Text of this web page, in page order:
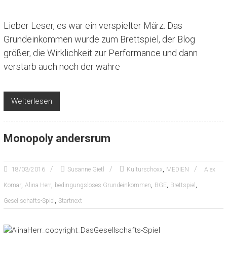
Lieber Leser, es war ein verspielter März. Das
Grundeinkommen wurde zum Brettspiel, der Blog
größer, die Wirklichkeit zur Performance und dann
verstarb auch noch der wahre
Weiterlesen
Monopoly andersrum
18/03/2016 Susanne Gietl Kulturschoxx, MEDIEN Alex
Komar, Alina Herr, bedingungsloses Grundeinkommen, BGE, Brettspiel ,
Gesellschafts-Spiel , Startnext